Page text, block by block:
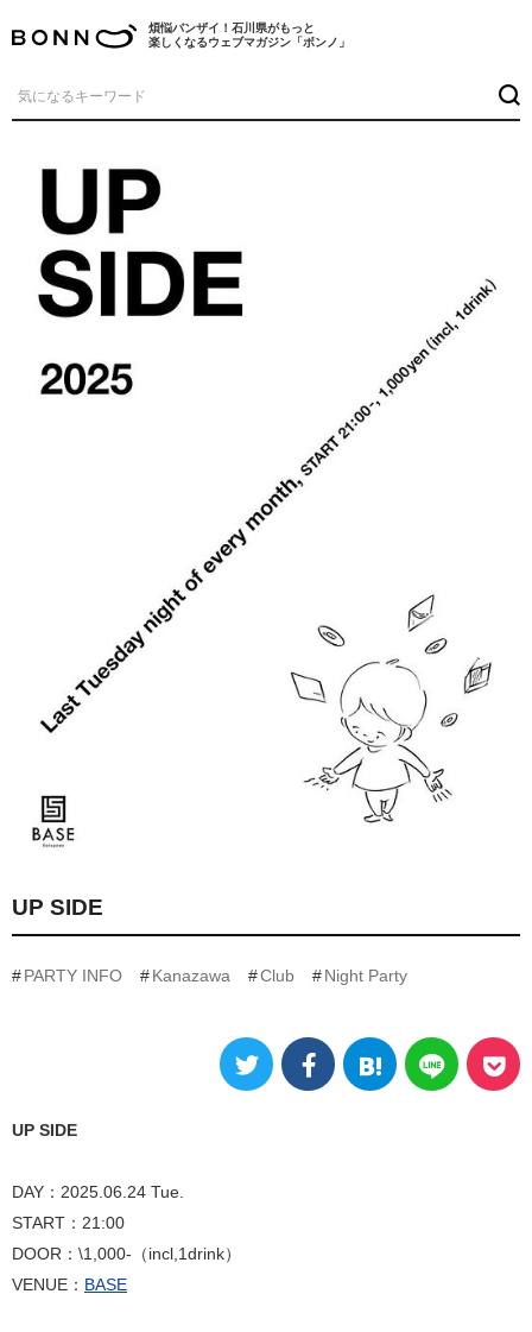
煩悩バンザイ！石川県がもっと
楽しくなるウェブマガジン「ボンノ」
UP SIDE
PARTY INFO Kanazawa Club Night Party
UP SIDE
DAY：2025.06.24 Tue.
START：21:00
DOOR：\1,000-（incl,1drink）
VENUE： BASE